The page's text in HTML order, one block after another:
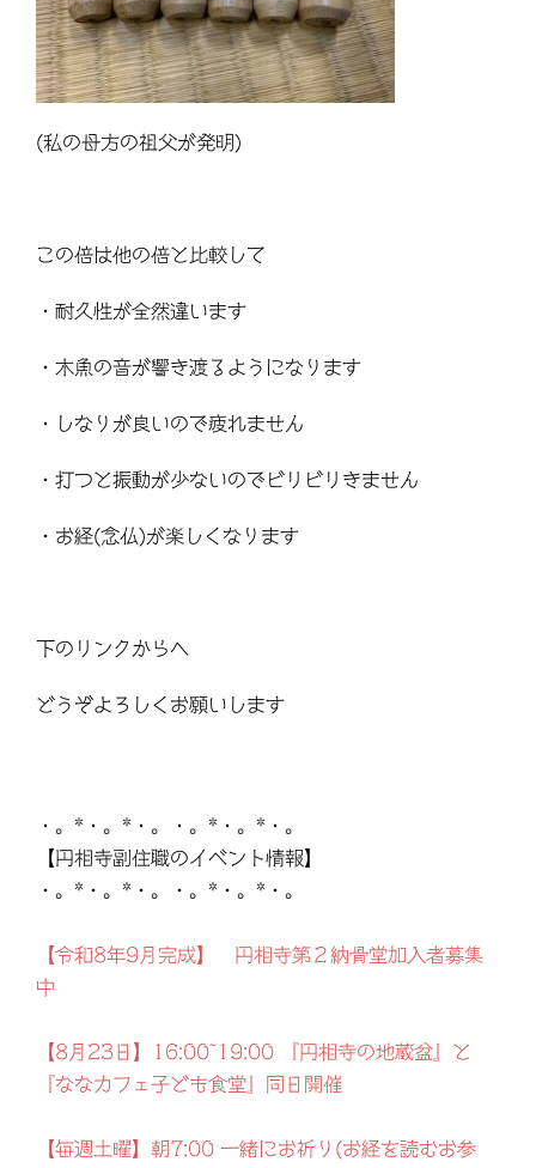
(私の母方の祖父が発明)
この倍は他の倍と比較して
・耐久性が全然違います
・木魚の音が響き渡るようになります
・しなりが良いので疲れません
・打つと振動が少ないのでビリビリきません
・お経(念仏)が楽しくなります
下のリンクからへ
どうぞよろしくお願いします
・。*・。*・。・。*・。*・。
【円相寺副住職のイベント情報】
・。*・。*・。・。*・。*・。
【令和8年9月完成】 円相寺第２納骨堂加入者募集
中
【8月23日】16:00~19:00 『円相寺の地蔵盆』と
『ななカフェ子ども食堂』同日開催
【毎週土曜】朝7:00 一緒にお祈り(お経を読むお参